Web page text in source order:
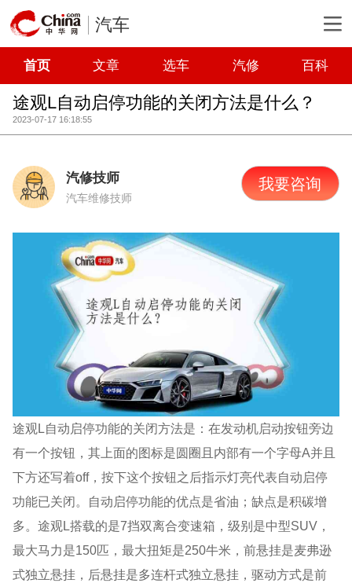
汽车
首页 文章 选车 汽修 百科
途观L自动启停功能的关闭方法是什么？
2023-07-17 16:18:55
汽修技师
汽车维修技师
我要咨询
途观L自动启停功能的关闭方法是：在发动机启动按钮旁边
有一个按钮，其上面的图标是圆圈且内部有一个字母A并且
下方还写着off，按下这个按钮之后指示灯亮代表自动启停
功能已关闭。自动启停功能的优点是省油；缺点是积碳增
多。途观L搭载的是7挡双离合变速箱，级别是中型SUV，
最大马力是150匹，最大扭矩是250牛米，前悬挂是麦弗逊
式独立悬挂，后悬挂是多连杆式独立悬挂，驱动方式是前